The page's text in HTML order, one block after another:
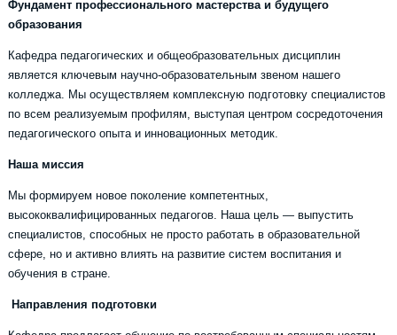
Фундамент профессионального мастерства и будущего
образования
Кафедра педагогических и общеобразовательных дисциплин
является ключевым научно-образовательным звеном нашего
колледжа. Мы осуществляем комплексную подготовку специалистов
по всем реализуемым профилям, выступая центром сосредоточения
педагогического опыта и инновационных методик.
Наша миссия
Мы формируем новое поколение компетентных,
высококвалифицированных педагогов. Наша цель — выпустить
специалистов, способных не просто работать в образовательной
сфере, но и активно влиять на развитие систем воспитания и
обучения в стране.
Направления подготовки